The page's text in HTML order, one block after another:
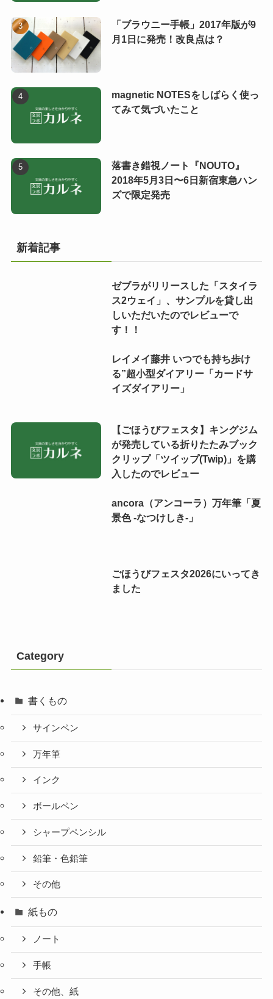
「ブラウニー手帳」2017年版が9
月1日に発売！改良点は？
magnetic NOTESをしばらく使っ
てみて気づいたこと
落書き錯視ノート『NOUTO』
2018年5月3日〜6日新宿東急ハン
ズで限定発売
新着記事
ゼブラがリリースした「スタイラ
ス2ウェイ」、サンプルを貸し出
しいただいたのでレビューで
す！！
レイメイ藤井 いつでも持ち歩け
る”超小型ダイアリー「カードサ
イズダイアリー」
【ごほうびフェスタ】キングジム
が発売している折りたたみブック
クリップ「ツイップ(Twip)」を購
入したのでレビュー
ancora（アンコーラ）万年筆「夏
景色 -なつけしき-」
ごほうびフェスタ2026にいってき
ました
Category
書くもの
サインペン
万年筆
インク
ボールペン
シャープペンシル
鉛筆・色鉛筆
その他
紙もの
ノート
手帳
その他、紙